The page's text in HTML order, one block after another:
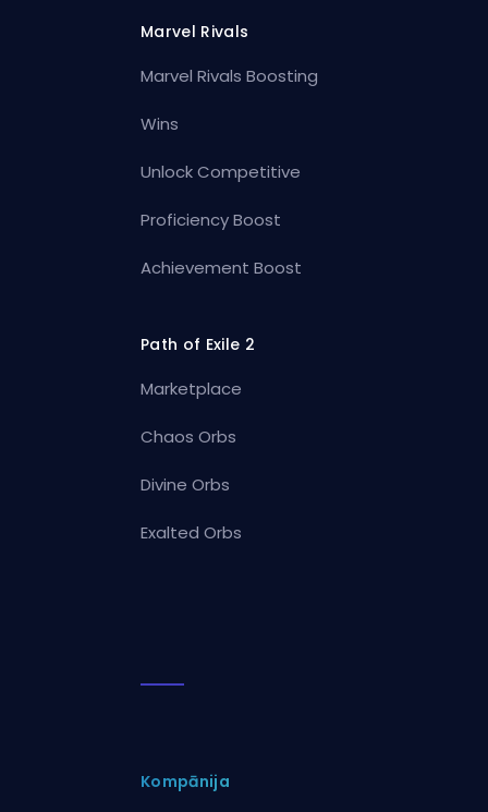
Marvel Rivals
Marvel Rivals Boosting
Wins
Unlock Competitive
Proficiency Boost
Achievement Boost
Path of Exile 2
Marketplace
Chaos Orbs
Divine Orbs
Exalted Orbs
Kompānija